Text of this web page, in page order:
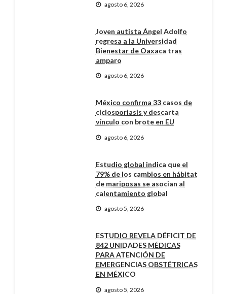
agosto 6, 2026
Joven autista Ángel Adolfo
regresa a la Universidad
Bienestar de Oaxaca tras
amparo
agosto 6, 2026
México confirma 33 casos de
ciclosporiasis y descarta
vínculo con brote en EU
agosto 6, 2026
Estudio global indica que el
79% de los cambios en hábitat
de mariposas se asocian al
calentamiento global
agosto 5, 2026
ESTUDIO REVELA DÉFICIT DE
842 UNIDADES MÉDICAS
PARA ATENCIÓN DE
EMERGENCIAS OBSTÉTRICAS
EN MÉXICO
agosto 5, 2026